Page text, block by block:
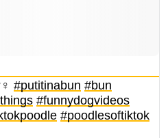
#putitinabun #bun
#funnydogvideos
#poodlesoftiktok